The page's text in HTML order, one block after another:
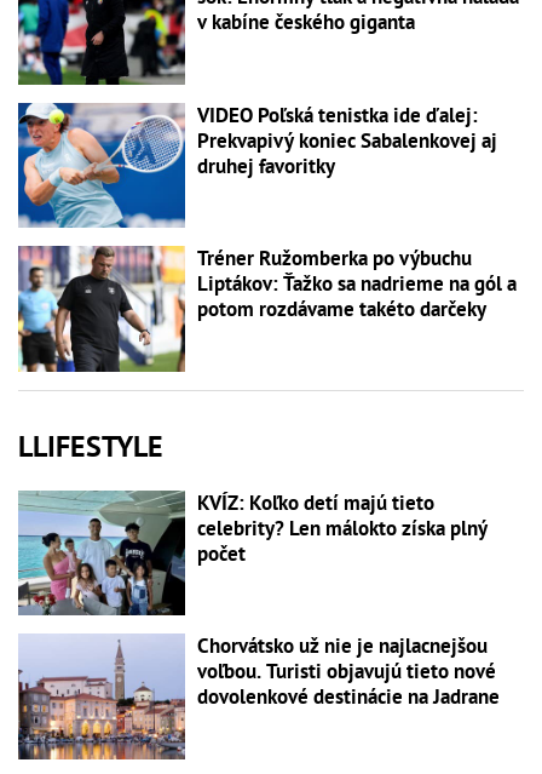
v kabíne českého giganta
VIDEO Poľská tenistka ide ďalej:
Prekvapivý koniec Sabalenkovej aj
druhej favoritky
Tréner Ružomberka po výbuchu
Liptákov: Ťažko sa nadrieme na gól a
potom rozdávame takéto darčeky
LLIFESTYLE
KVÍZ: Koľko detí majú tieto
celebrity? Len málokto získa plný
počet
Chorvátsko už nie je najlacnejšou
voľbou. Turisti objavujú tieto nové
dovolenkové destinácie na Jadrane